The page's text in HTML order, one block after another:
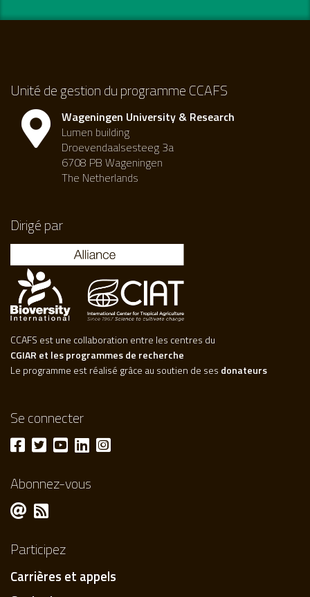
Unité de gestion du programme CCAFS
Wageningen University & Research
Lumen building
Droevendaalsesteeg 3a
6708 PB Wageningen
The Netherlands
Dirigé par
CCAFS est une collaboration entre les centres du
CGIAR et les programmes de recherche
Le programme est réalisé grâce au soutien de ses donateurs
Se connecter
Abonnez-vous
Participez
Carrières et appels